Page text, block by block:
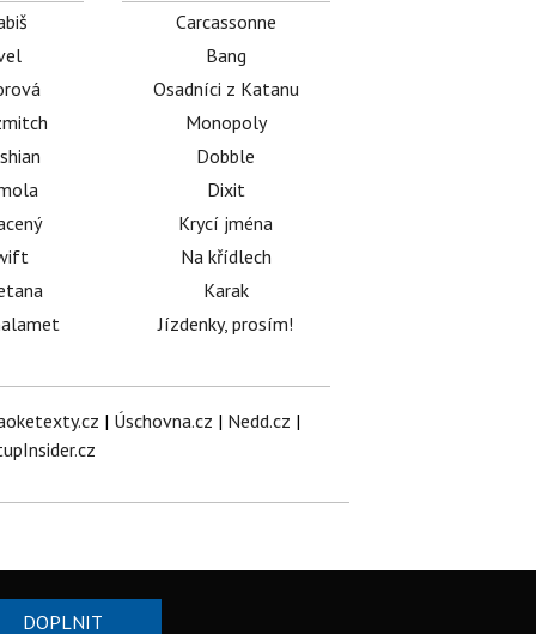
Carcassonne
Bang
Osadníci z Katanu
Monopoly
Dobble
Dixit
Krycí jména
Na křídlech
Karak
Jízdenky, prosím!
| Úschovna.cz | Nedd.cz |
DOPLNIT